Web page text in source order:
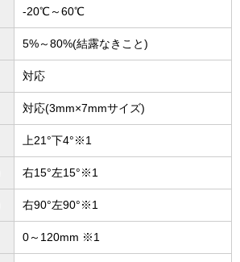
-20℃～60℃
5%～80%(結露なきこと)
対応
対応(3mm×7mmサイズ)
上21°下4°※1
右15°左15°※1
右90°左90°※1
0～120mm ※1